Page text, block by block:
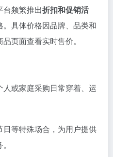
台频繁推出折扣和促销活
。具体价格因品牌、品类和
页面查看实时售价。
人或家庭采购日常穿着、运
日等特殊场合，为用户提供